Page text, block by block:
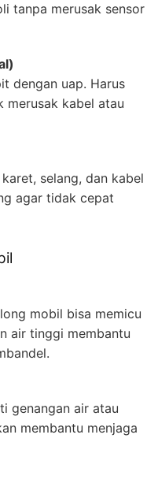
tanpa merusak sensor
dengan uap. Harus
kabel atau
selang, dan kabel
agar tidak cepat
mobil bisa memicu
air tinggi membantu
genangan air atau
membantu menjaga